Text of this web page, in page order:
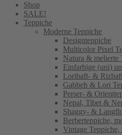
Shop
SALE!
Teppiche
Moderne Teppiche
Designteppiche
Multicolor Pixel
Natura & melierte
Einfarbige (uni)
Loribaft- &
Gabbeh & Lori
Perser- &
Nepal, Tibet &
Shaggy- &
Berberteppiche,
Vintage Teppiche,